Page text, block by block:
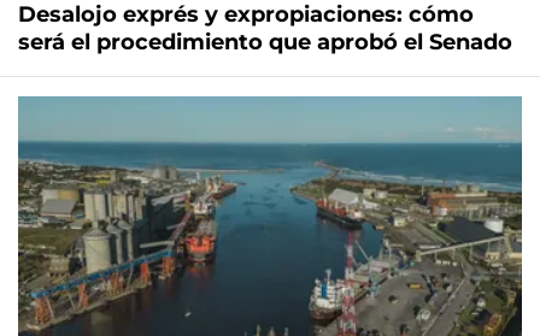
Desalojo exprés y expropiaciones: cómo
será el procedimiento que aprobó el Senado